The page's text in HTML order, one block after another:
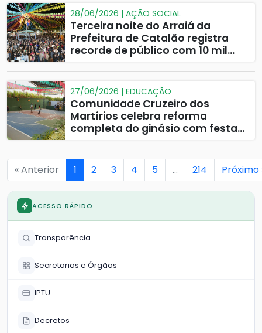
28/06/2026 | AÇÃO SOCIAL
Terceira noite do Arraiá da
Prefeitura de Catalão registra
recorde de público com 10 mil
27/06/2026 | EDUCAÇÃO
Comunidade Cruzeiro dos
Martírios celebra reforma
completa do ginásio com festa
« Anterior 1 2 3 4 5 … 214 Próximo
ACESSO RÁPIDO
Transparência
Secretarias e Órgãos
IPTU
Decretos